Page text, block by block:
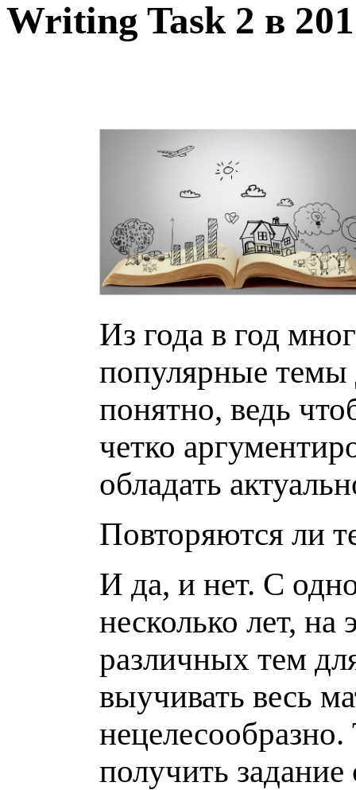
Writing Task 2 в
Из года в год
популярные темы
понятно, ведь
четко
обладать
Повторяются ли
И да, и нет. С
несколько лет,
различных тем
выучивать весь
получить